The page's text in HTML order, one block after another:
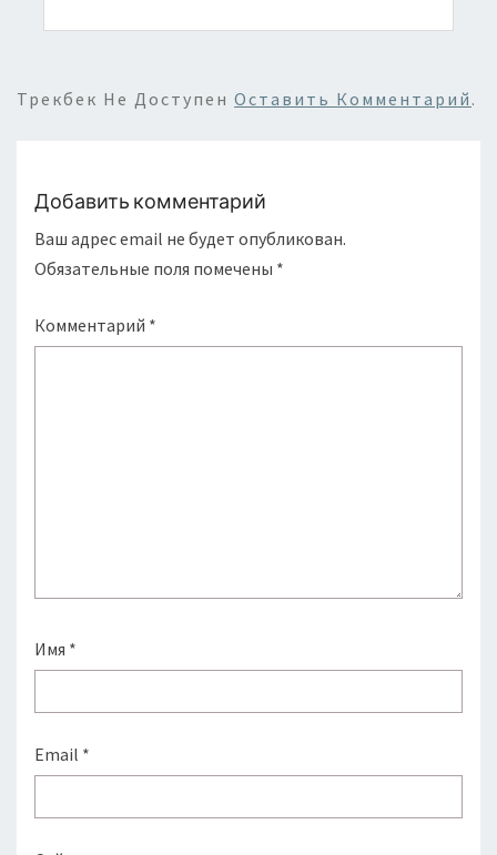
Трекбек Не Доступен Оставить Комментарий .
Добавить комментарий
Ваш адрес email не будет опубликован.
Обязательные поля помечены *
Комментарий *
Имя *
Email *